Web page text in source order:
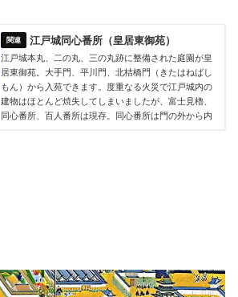
江戸城同心番所（皇居東御苑）
江戸城本丸、二の丸、三の丸跡に整備された庭園が皇
居東御苑。大手門、平川門、北桔橋門（きたはねばし
もん）から入苑できます。度重なる火災で江戸城内の
建物はほとんど焼失してしまいましたが、富士見櫓、
同心番所、百人番所は現存。同心番所は門の外から内